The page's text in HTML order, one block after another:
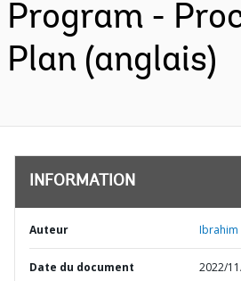
Program -
Plan (anglais)
INFORMATION
Auteur Ibrahim
Date du document 2022/